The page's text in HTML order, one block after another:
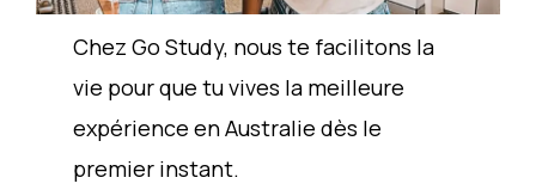
Chez Go Study, nous te facilitons la
vie pour que tu vives la meilleure
expérience en Australie dès le
premier instant.